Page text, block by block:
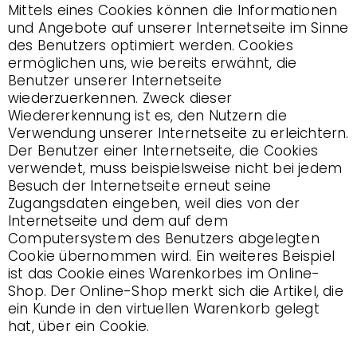
Mittels eines Cookies können die Informationen
und Angebote auf unserer Internetseite im Sinne
des Benutzers optimiert werden. Cookies
ermöglichen uns, wie bereits erwähnt, die
Benutzer unserer Internetseite
wiederzuerkennen. Zweck dieser
Wiedererkennung ist es, den Nutzern die
Verwendung unserer Internetseite zu erleichtern.
Der Benutzer einer Internetseite, die Cookies
verwendet, muss beispielsweise nicht bei jedem
Besuch der Internetseite erneut seine
Zugangsdaten eingeben, weil dies von der
Internetseite und dem auf dem
Computersystem des Benutzers abgelegten
Cookie übernommen wird. Ein weiteres Beispiel
ist das Cookie eines Warenkorbes im Online-
Shop. Der Online-Shop merkt sich die Artikel, die
ein Kunde in den virtuellen Warenkorb gelegt
hat, über ein Cookie.